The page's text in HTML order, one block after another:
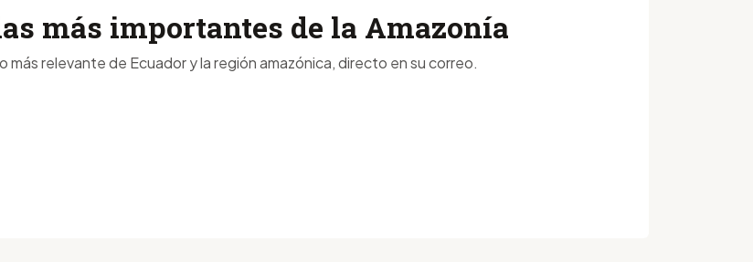
más importantes de la Amazonía
más relevante de Ecuador y la región amazónica, directo en su correo.